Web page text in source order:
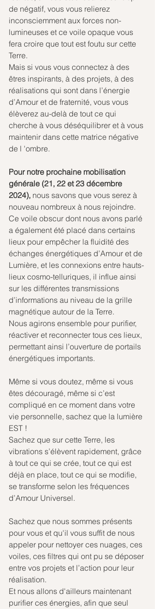
de négatif, vous vous relierez
inconsciemment aux forces non-
lumineuses et ce voile opaque vous
fera croire que tout est foutu sur cette
Terre.
Mais si vous vous connectez à des
êtres inspirants, à des projets, à des
réalisations qui sont dans l’énergie
d’Amour et de fraternité, vous vous
élèverez au-delà de tout ce qui
cherche à vous déséquilibrer et à vous
maintenir dans cette matrice négative
de l 'ombre.
Pour notre prochaine mobilisation
générale (21, 22 et 23 décembre
2024), nous savons que vous serez à
nouveau nombreux à nous rejoindre.
Ce voile obscur dont nous avons parlé
a également été placé dans certains
lieux pour empêcher la fluidité des
échanges énergétiques d’Amour et de
Lumière, et les connexions entre hauts-
lieux cosmo-telluriques, il influe ainsi
sur les différentes transmissions
d’informations au niveau de la grille
magnétique autour de la Terre.
Nous agirons ensemble pour purifier,
réactiver et reconnecter tous ces lieux,
permettant ainsi l’ouverture de portails
énergétiques importants.
Même si vous doutez, même si vous
êtes découragé, même si c’est
compliqué en ce moment dans votre
vie personnelle, sachez que la lumière
EST !
Sachez que sur cette Terre, les
vibrations s’élèvent rapidement, grâce
à tout ce qui se crée, tout ce qui est
déjà en place, tout ce qui se modifie,
se transforme selon les fréquences
d’Amour Universel.
Sachez que nous sommes présents
pour vous et qu'il vous suffit de nous
appeler pour nettoyer ces nuages, ces
voiles, ces filtres qui ont pu se déposer
entre vos projets et l’action pour leur
réalisation.
Et nous allons d'ailleurs maintenant
purifier ces énergies, afin que seul